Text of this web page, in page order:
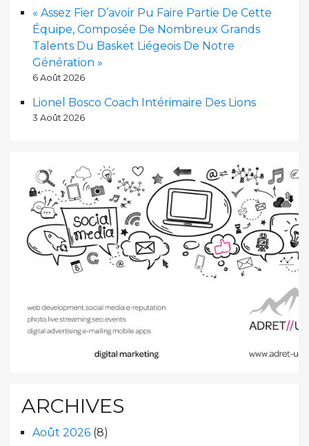
« Assez Fier D’avoir Pu Faire Partie De Cette
Équipe, Composée De Nombreux Grands
Talents Du Basket Liégeois De Notre
Génération »
6 Août 2026
Lionel Bosco Coach Intérimaire Des Lions
3 Août 2026
ARCHIVES
Août 2026 (8)